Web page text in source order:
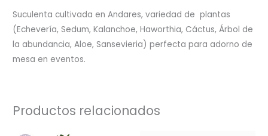
Suculenta cultivada en Andares, variedad de plantas
(Echevería, Sedum, Kalanchoe, Haworthia, Cáctus, Árbol de
la abundancia, Aloe, Sansevieria) perfecta para adorno de
mesa en eventos.
Productos relacionados